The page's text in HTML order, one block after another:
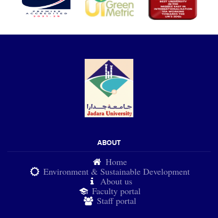
ABOUT
Home
Environment & Sustainable Development
About us
Faculty portal
Staff portal